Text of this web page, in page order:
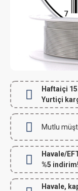
Haftaiçi
Yurtiçi
Mutlu
Havale/
%5 indirim!
Havale,